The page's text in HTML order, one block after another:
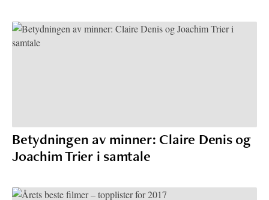
Betydningen av minner: Claire Denis og
Joachim Trier i samtale